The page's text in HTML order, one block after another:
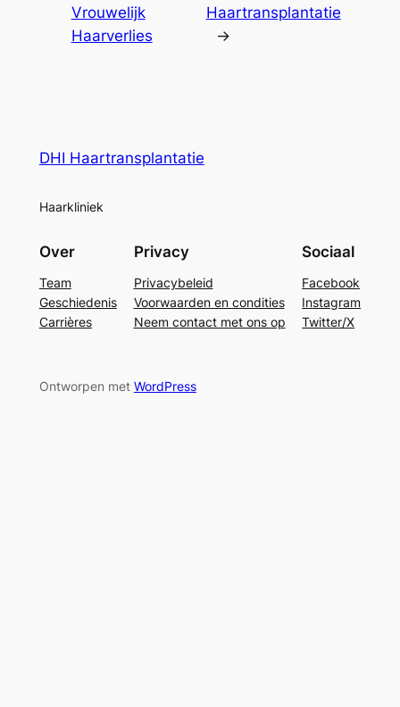
Vrouwelijk
Haarverlies
Haartransplantatie
→
DHI Haartransplantatie
Haarkliniek
Over
Team
Geschiedenis
Carrières
Privacy
Privacybeleid
Voorwaarden en condities
Neem contact met ons op
Sociaal
Facebook
Instagram
Twitter/X
Ontworpen met WordPress